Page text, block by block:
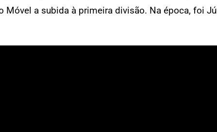
Móvel a subida à primeira divisão. Na época, foi